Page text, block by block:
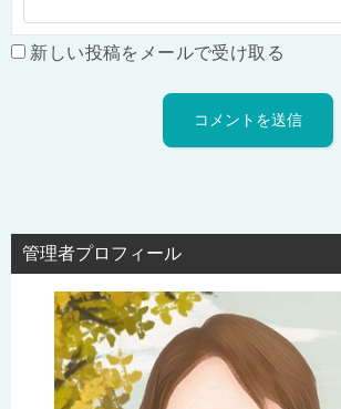
新しい投稿をメールで受け取る
管理者プロフィール